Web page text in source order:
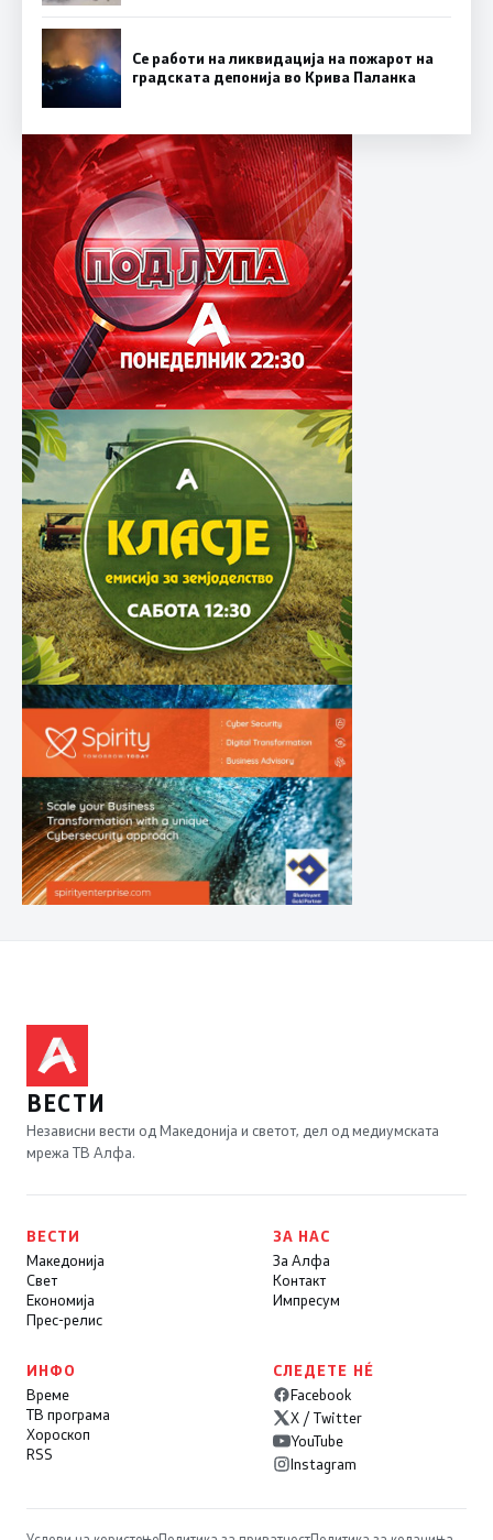
Се работи на ликвидација на пожарот на
градската депонија во Крива Паланка
ВЕСТИ
Независни вести од Македонија и светот, дел од медиумската
мрежа ТВ Алфа.
ВЕСТИ
Македонија
Свет
Економија
Прес-релис
ЗА НАС
За Алфа
Контакт
Импресум
ИНФО
Време
ТВ програма
Хороскоп
RSS
СЛЕДЕТЕ НÉ
Facebook
X / Twitter
YouTube
Instagram